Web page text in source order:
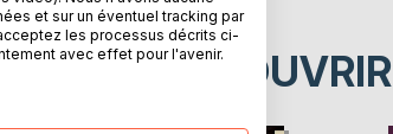
À DÉCOUVRIR
et sur un éventuel tracking par
les processus décrits ci-
avec effet pour l'avenir.